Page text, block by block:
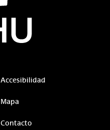
Accesibilidad
Mapa
Contacto